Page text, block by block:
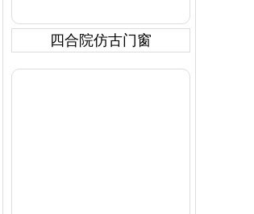
四合院仿古门窗